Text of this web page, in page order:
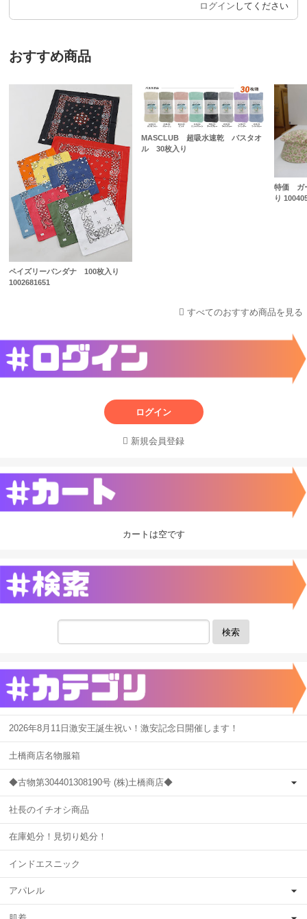
ログイン してください
おすすめ商品
ペイズリーバンダナ 100枚入り
1002681651
MASCLUB 超吸水速乾 バスタオ
ル 30枚入り
特価 ガ
り
すべてのおすすめ商品を見る
ログイン
新規会員登録
カートは空です
検索
2026年8月11日激安王誕生祝い！激安記念日開催します！
土橋商店名物服箱
◆古物第304401308190号 (株)土橋商店◆
社長のイチオシ商品
在庫処分！見切り処分！
インドエスニック
アパレル